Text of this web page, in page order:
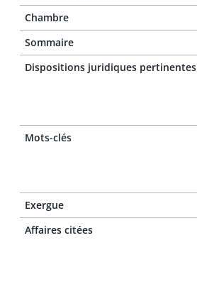
Chambre
Sommaire
Dispositions juridiques pertinentes
Mots-clés
Exergue
Affaires citées